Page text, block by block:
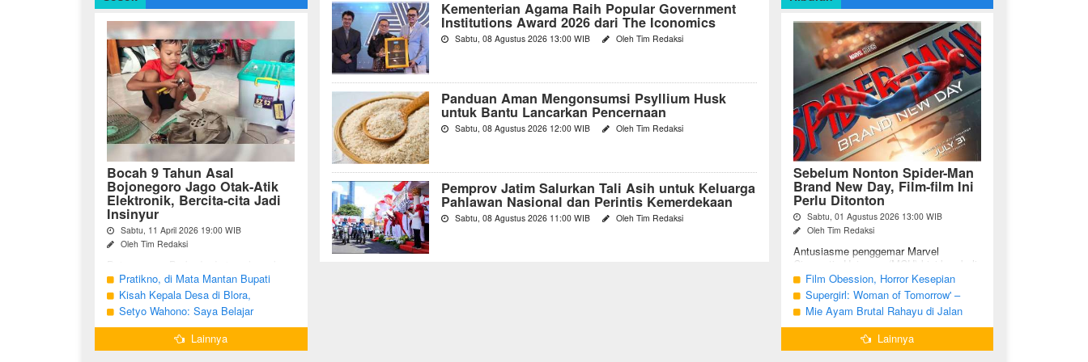
Kementerian Agama Raih Popular Government
Institutions Award 2026 dari The Iconomics
Sabtu, 08 Agustus 2026 13:00 WIB Oleh Tim Redaksi
Panduan Aman Mengonsumsi Psyllium Husk
untuk Bantu Lancarkan Pencernaan
Sabtu, 08 Agustus 2026 12:00 WIB Oleh Tim Redaksi
Pemprov Jatim Salurkan Tali Asih untuk Keluarga
Pahlawan Nasional dan Perintis Kemerdekaan
Sabtu, 08 Agustus 2026 11:00 WIB Oleh Tim Redaksi
Bocah 9 Tahun Asal
Bojonegoro Jago Otak-Atik
Elektronik, Bercita-cita Jadi
Insinyur
Sabtu, 11 April 2026 19:00 WIB
Oleh Tim Redaksi
seusianya, seorang bocah dari Desa
Growok, Kecamatan Dander, Kabupaten
Bojonegoro ini justru memiliki minat
besar ...
Pratikno, di Mata Mantan Bupati
Bojonegoro, Kang Yoto
Kisah Kepala Desa di Blora,
Menjabat Tiga Periode Tapi Masih
Hidup Sederhana
Setyo Wahono: Saya Belajar
Pengabdian dari Orang Tua
Lainnya
Sebelum Nonton Spider-Man
Brand New Day, Film-film Ini
Perlu Ditonton
Sabtu, 01 Agustus 2026 13:00 WIB
Oleh Tim Redaksi
Antusiasme penggemar Marvel
Cinematic Universe (MCU) kini kembali
meningkat seiring tayangnya
petualangan terbaru Spider-Man Brand
New Day. Bagi penggemar garis ...
Film Obession, Horror Kesepian
Generasi Saat Ini
Supergirl: Woman of Tomorrow' –
Potensi yang Terperangkap dalam
Narasi Generik
Mie Ayam Brutal Rahayu di Jalan
Pemuda Bojonegoro, Kuliner dengan
Banyak Pilihan Menu
Lainnya